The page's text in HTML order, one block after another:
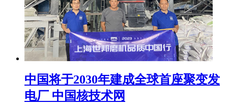
中国将于2030年建成全球首座聚变发
电厂 中国核技术网